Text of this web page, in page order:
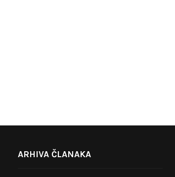
ARHIVA ČLANAKA